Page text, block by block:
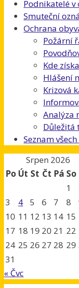
Podnikatelé v
Smuteční
Ochrana
Požární
Kde
Hlášení
Krizová
Analýza
Důležitá
Seznam
Srpen 2026
Po Út St Čt Pá So
1
3
4 5 6 7 8
10 11 12 13 14 15
17 18 19 20 21 22
24 25 26 27 28 29
31
« Čvc